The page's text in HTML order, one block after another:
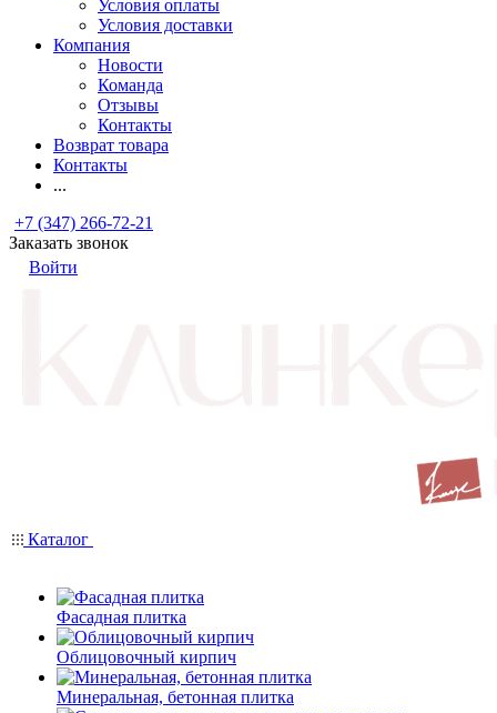
Условия оплаты
Условия доставки
Компания
Новости
Команда
Отзывы
Контакты
Возврат товара
Контакты
...
+7 (347) 266-72-21
Заказать звонок
Войти
Каталог
Фасадная плитка
Облицовочный кирпич
Минеральная, бетонная плитка